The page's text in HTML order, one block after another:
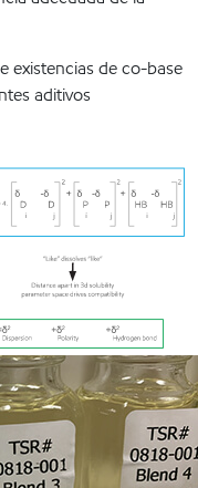
existencias de co-base
aditivos